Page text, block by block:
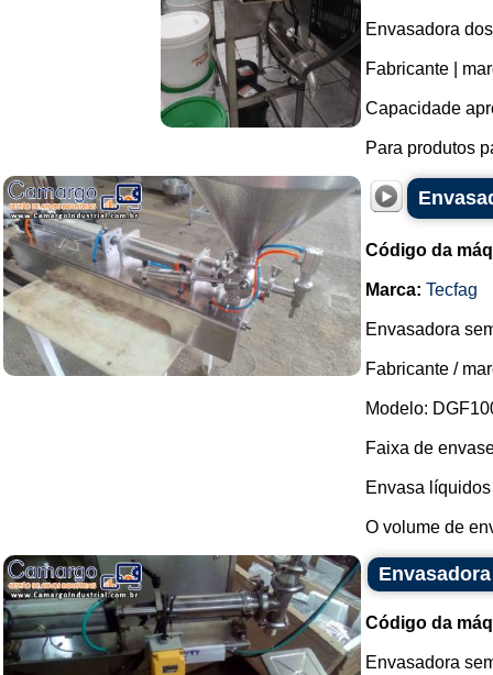
Envasadora
Fabricante |
Capacidade
Para produtos
Código da
Marca: Tecfag
Envasadora
Fabricante /
Modelo:
Faixa de
Envasa
O volume de
Código da
Envasadora